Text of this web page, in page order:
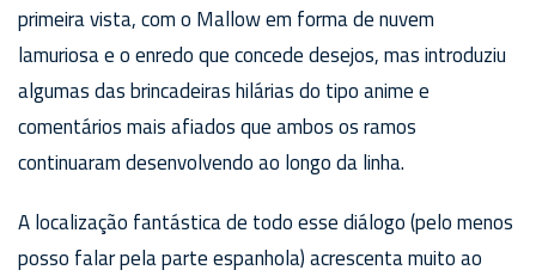
primeira vista, com o Mallow em forma de nuvem
lamuriosa e o enredo que concede desejos, mas introduziu
algumas das brincadeiras hilárias do tipo anime e
comentários mais afiados que ambos os ramos
continuaram desenvolvendo ao longo da linha.
A localização fantástica de todo esse diálogo (pelo menos
posso falar pela parte espanhola) acrescenta muito ao